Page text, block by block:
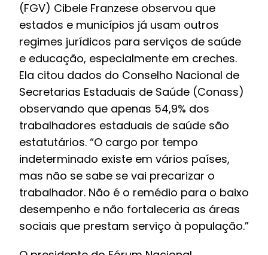
(FGV) Cibele Franzese observou que
estados e municípios já usam outros
regimes jurídicos para serviços de saúde
e educação, especialmente em creches.
Ela citou dados do Conselho Nacional de
Secretarias Estaduais de Saúde (Conass)
observando que apenas 54,9% dos
trabalhadores estaduais de saúde são
estatutários. “O cargo por tempo
indeterminado existe em vários países,
mas não se sabe se vai precarizar o
trabalhador. Não é o remédio para o baixo
desempenho e não fortaleceria as áreas
sociais que prestam serviço à população.”